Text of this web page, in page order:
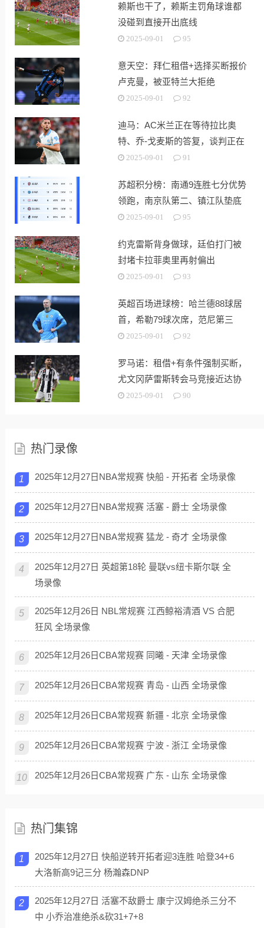
赖斯也干了，赖斯主罚角球谁都
没碰到直接开出底线
2025-09-01 95
意天空：拜仁租借+选择买断报价
卢克曼，被亚特兰大拒绝
2025-09-01 92
迪马：AC米兰正在等待拉比奥
特、乔-戈麦斯的答复，谈判正在
继续
2025-09-01 91
苏超积分榜：南通9连胜七分优势
领跑，南京队第二、镇江队垫底
2025-09-01 95
约克雷斯背身做球，廷伯打门被
封堵卡拉菲奥里再射偏出
2025-09-01 93
英超百场进球榜：哈兰德88球居
首，希勒79球次席，范尼第三
2025-09-01 92
罗马诺：租借+有条件强制买断，
尤文冈萨雷斯转会马竞接近达协
议2025-09-01 90
热门录像
1 2025年12月27日NBA常规赛 快船 - 开拓者 全场录像
2 2025年12月27日NBA常规赛 活塞 - 爵士 全场录像
3 2025年12月27日NBA常规赛 猛龙 - 奇才 全场录像
4
2025年12月27日 英超第18轮 曼联vs纽卡斯尔联 全
场录像
5
2025年12月26日 NBL常规赛 江西鲸裕清酒 VS 合肥
狂风 全场录像
6 2025年12月26日CBA常规赛 同曦 - 天津 全场录像
7 2025年12月26日CBA常规赛 青岛 - 山西 全场录像
8 2025年12月26日CBA常规赛 新疆 - 北京 全场录像
9 2025年12月26日CBA常规赛 宁波 - 浙江 全场录像
10 2025年12月26日CBA常规赛 广东 - 山东 全场录像
热门集锦
1
2025年12月27日 快船逆转开拓者迎3连胜 哈登34+6
大洛新高9记三分 杨瀚森DNP
2
2025年12月27日 活塞不敌爵士 康宁汉姆绝杀三分不
中 小乔治准绝杀&砍31+7+8